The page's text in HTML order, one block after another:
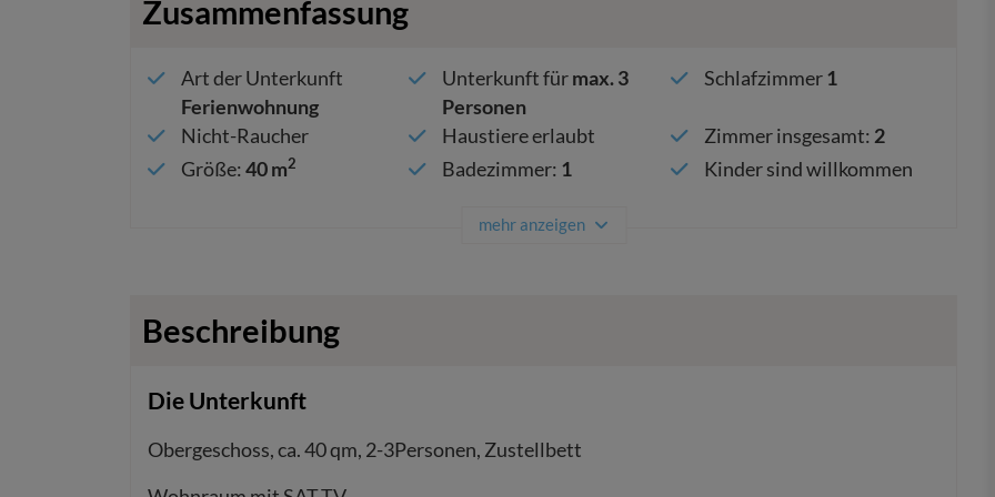
Zusammenfassung
Art der Unterkunft
Ferienwohnung
Unterkunft fürmax.3
Personen
Schlafzimmer 1
Nicht-Raucher Haustiere erlaubt Zimmer insgesamt: 2
Größe:40 m2 Badezimmer: 1 Kinder sind willkommen
mehr anzeigen
Beschreibung
Die Unterkunft
Obergeschoss, ca. 40 qm, 2-3Personen, Zustellbett